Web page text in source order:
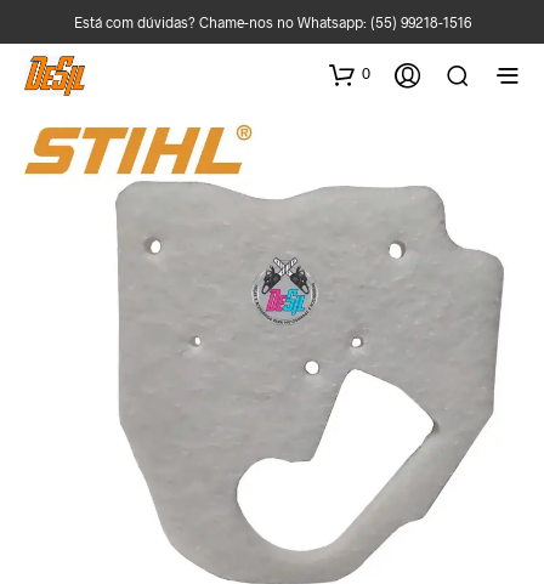
Está com dúvidas? Chame-nos no Whatsapp: (55) 99218-1516
0